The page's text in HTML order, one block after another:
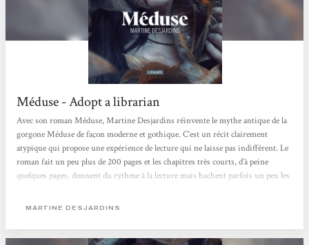
Méduse - Adopt a librarian
Avec son roman Méduse, Martine Desjardins réinvente le mythe antique de la
gorgone Méduse de façon moderne et gothique. C’est un récit clairement
atypique qui propose une expérience de lecture qui ne laisse pas indifférent. Le
roman fait un peu plus de 200 pages et les chapitres très courts, d’à peine
quelques pages, donnent du rythme à la lecture mais hachent parfois un peu les
soutenue avec une recherche très poussée dans le vocabulaire et l’utilisation de
MARTINE DESJARDINS